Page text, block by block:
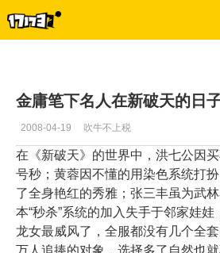
金庸笔下名人在新破天的日
2008-04-19 吹牛不上税
在《新破天》的世界中，洪七公因
号秒；黄蓉因不懂的用染色系统打
了全身艳红的秀雅；张三丰虽为武
本“秒杀”系统的加入失手于邻家娃
龙女最威风了，全服都没有几个全
万人追捧的对象，选择多了自然也